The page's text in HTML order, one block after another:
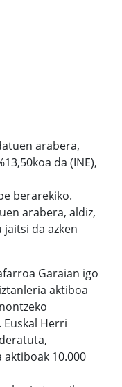
arabera,
da (INE),
berarekiko.
arabera, aldiz,
da azken
Garaian igo
aktiboa
Herri
aktiboak 10.000